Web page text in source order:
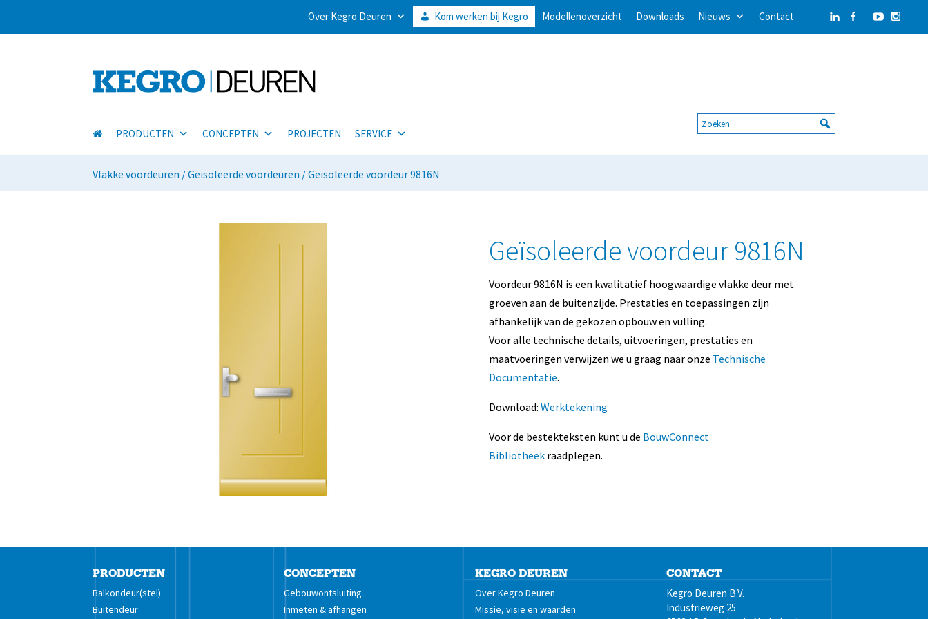
Over Kegro Deuren Kom werken bij Kegro Modellenoverzicht Downloads Nieuws Contact
PRODUCTEN CONCEPTEN PROJECTEN SERVICE
Vlakke voordeuren /Geïsoleerde voordeuren / Geïsoleerde voordeur 9816N
Geïsoleerde voordeur 9816N
Voordeur 9816N is een kwalitatief hoogwaardige vlakke deur met
groeven aan de buitenzijde. Prestaties en toepassingen zijn
afhankelijk van de gekozen opbouw en vulling.
Voor alle technische details, uitvoeringen, prestaties en
maatvoeringen verwijzen we u graag naar onze Technische
Documentatie.
Download:Werktekening
Voor de bestekteksten kunt u de BouwConnect
Bibliotheek raadplegen.
PRODUCTEN
Balkondeur(stel)
Buitendeur
CONCEPTEN
Gebouwontsluiting
Inmeten & afhangen
KEGRO DEUREN
Over Kegro Deuren
Missie, visie en waarden
CONTACT
Kegro Deuren B.V.
Industrieweg 25